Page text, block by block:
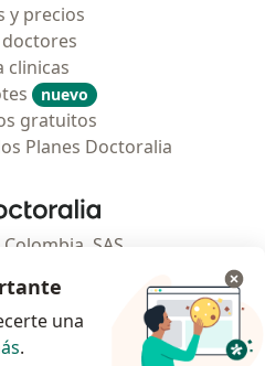
y precios
clinicas
nuevo
gratuitos
Planes Doctoralia
Doctoralia - Página de inicio
SAS
D.C., Colombia
una
.